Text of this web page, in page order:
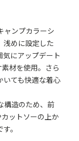
ャンプカラーシ
浅めに設定した
にアップデート
材を使用。さら
いても快適な着心
構造のため、前
ットソーの上か
。